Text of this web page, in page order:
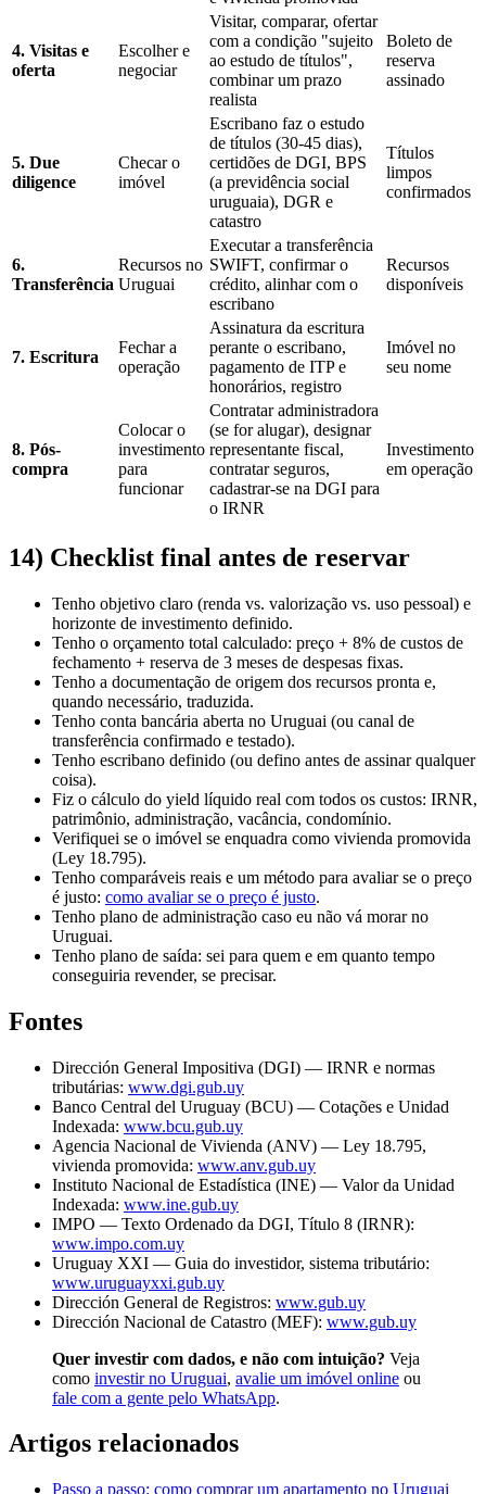
4. Visitas e
oferta
Escolher e
negociar
Visitar, comparar, ofertar
com a condição "sujeito
ao estudo de títulos",
combinar um prazo
realista
Boleto de
reserva
assinado
5. Due
diligence
Checar o
imóvel
Escribano faz o estudo
de títulos (30-45 dias),
certidões de DGI, BPS
(a previdência social
uruguaia), DGR e
catastro
Títulos
limpos
confirmados
6.
Transferência
Recursos no
Uruguai
Executar a transferência
SWIFT, confirmar o
crédito, alinhar com o
escribano
Recursos
disponíveis
7. Escritura
Fechar a
operação
Assinatura da escritura
perante o escribano,
pagamento de ITP e
honorários, registro
Imóvel no
seu nome
8. Pós-
compra
Colocar o
investimento
para
funcionar
Contratar administradora
(se for alugar), designar
representante fiscal,
contratar seguros,
cadastrar-se na DGI para
o IRNR
Investimento
em operação
14) Checklist final antes de reservar
Tenho objetivo claro (renda vs. valorização vs. uso pessoal) e
horizonte de investimento definido.
Tenho o orçamento total calculado: preço + 8% de custos de
fechamento + reserva de 3 meses de despesas fixas.
Tenho a documentação de origem dos recursos pronta e,
quando necessário, traduzida.
Tenho conta bancária aberta no Uruguai (ou canal de
transferência confirmado e testado).
Tenho escribano definido (ou defino antes de assinar qualquer
coisa).
Fiz o cálculo do yield líquido real com todos os custos: IRNR,
patrimônio, administração, vacância, condomínio.
Verifiquei se o imóvel se enquadra como vivienda promovida
(Ley 18.795).
Tenho comparáveis reais e um método para avaliar se o preço
é justo: como avaliar se o preço é justo.
Tenho plano de administração caso eu não vá morar no
Uruguai.
Tenho plano de saída: sei para quem e em quanto tempo
conseguiria revender, se precisar.
Fontes
Dirección General Impositiva (DGI) — IRNR e normas
tributárias: www.dgi.gub.uy
Banco Central del Uruguay (BCU) — Cotações e Unidad
Indexada: www.bcu.gub.uy
Agencia Nacional de Vivienda (ANV) — Ley 18.795,
vivienda promovida: www.anv.gub.uy
Instituto Nacional de Estadística (INE) — Valor da Unidad
Indexada: www.ine.gub.uy
IMPO — Texto Ordenado da DGI, Título 8 (IRNR):
www.impo.com.uy
Uruguay XXI — Guia do investidor, sistema tributário:
www.uruguayxxi.gub.uy
Dirección General de Registros: www.gub.uy
Dirección Nacional de Catastro (MEF): www.gub.uy
Quer investir com dados, e não com intuição? Veja
como investir no Uruguai, avalie um imóvel online ou
fale com a gente pelo WhatsApp.
Artigos relacionados
Passo a passo: como comprar um apartamento no Uruguai